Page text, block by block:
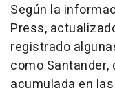
Según la
Press,
registrado
como
acumulada en